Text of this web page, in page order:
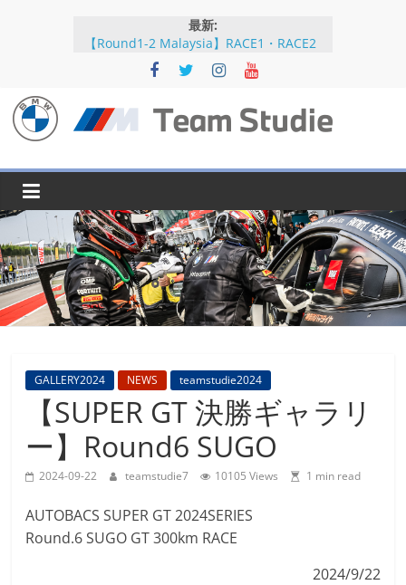
へ
キ
プ
最新:
【Round1-2 Malaysia】RACE1・RACE2
【Round5-6 JAPAN】RACE2
【Round5-6 JAPAN】RACE1・RACE2予選
【Round3-4 Indonesia】RACE1・RACE2
BMW
M
Team
Studie
SUPER
BMW
Team
Studie
M4GT3
GALLERY2024 NEWS teamstudie2024
【SUPER GT 決勝ギャラリ
ー】Round6 SUGO
2024-09-22 teamstudie7 10105 Views 1 min read
AUTOBACS SUPER GT 2024SERIES
Round.6 SUGO GT 300km RACE
2024/9/22